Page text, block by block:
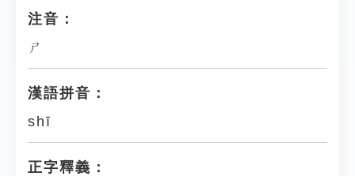
注音：
ㄕ
漢語拼音：
shī
正字釋義：